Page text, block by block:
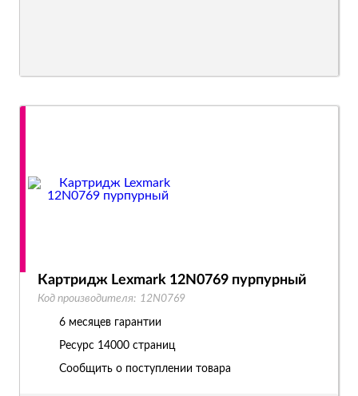
Картридж Lexmark 12N0769 пурпурный
Код производителя: 12N0769
6 месяцев гарантии
Ресурс 14000 страниц
Сообщить о поступлении товара